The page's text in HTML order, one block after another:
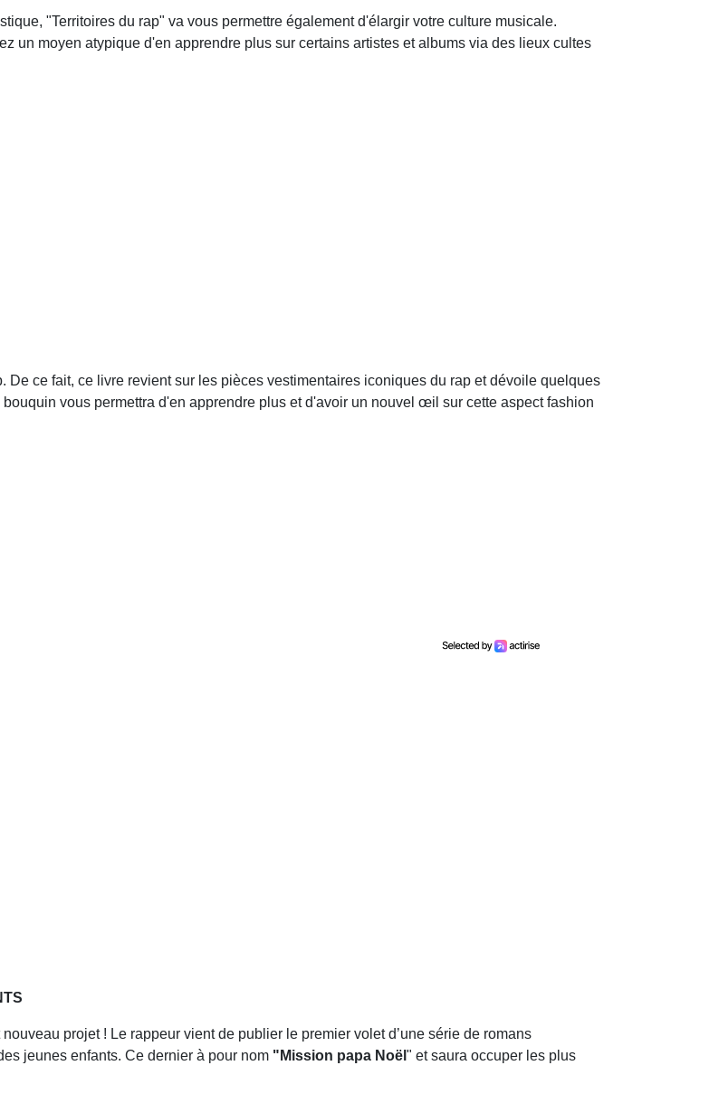
"Territoires du rap" va vous permettre également d'élargir votre culture musicale.
un moyen atypique d'en apprendre plus sur certains artistes et albums via des lieux cultes
De ce fait, ce livre revient sur les pièces vestimentaires iconiques du rap et dévoile quelques
vous permettra d'en apprendre plus et d'avoir un nouvel œil sur cette aspect fashion
projet ! Le rappeur vient de publier le premier volet d’une série de romans
jeunes enfants. Ce dernier à pour nom "Mission papa Noël " et saura occuper les plus